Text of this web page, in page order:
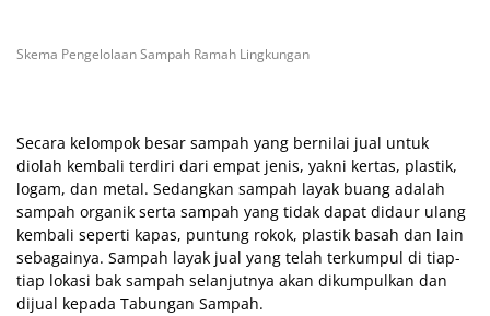
Skema Pengelolaan Sampah Ramah Lingkungan
Secara kelompok besar sampah yang bernilai jual untuk
diolah kembali terdiri dari empat jenis, yakni kertas, plastik,
logam, dan metal. Sedangkan sampah layak buang adalah
sampah organik serta sampah yang tidak dapat didaur ulang
kembali seperti kapas, puntung rokok, plastik basah dan lain
sebagainya. Sampah layak jual yang telah terkumpul di tiap-
tiap lokasi bak sampah selanjutnya akan dikumpulkan dan
dijual kepada Tabungan Sampah.